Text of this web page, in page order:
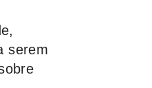
serem